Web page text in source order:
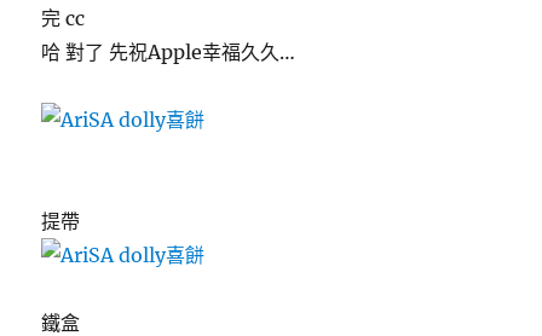
完 cc
哈 對了 先祝Apple幸福久久…
提帶
鐵盒